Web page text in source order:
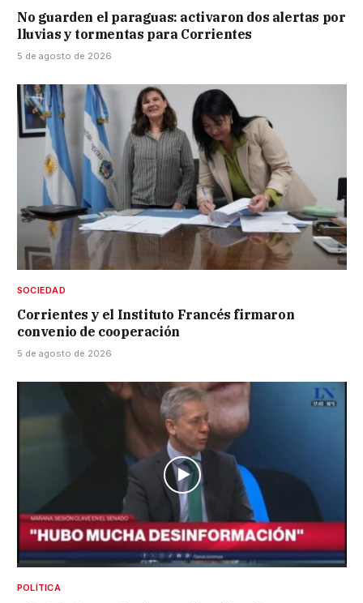
No guarden el paraguas: activaron dos alertas por
lluvias y tormentas para Corrientes
5 de agosto de 2026
SOCIEDAD
Corrientes y el Instituto Francés firmaron
convenio de cooperación
5 de agosto de 2026
POLÍTICA